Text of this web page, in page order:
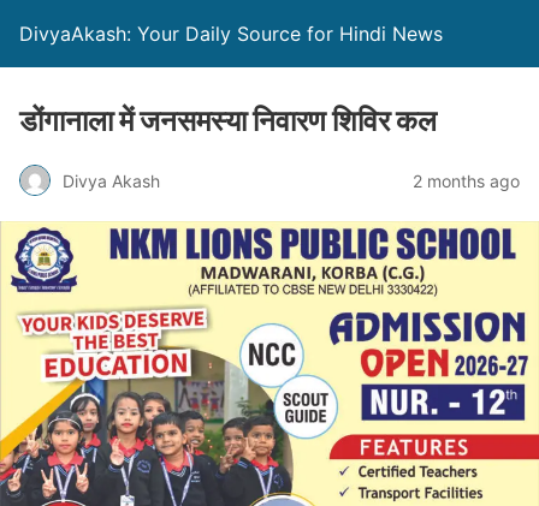
DivyaAkash: Your Daily Source for Hindi News
डोंगानाला में जनसमस्या निवारण शिविर कल
Divya Akash 2 months ago